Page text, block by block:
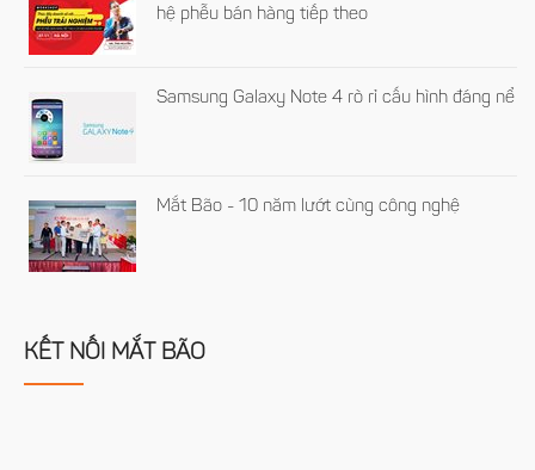
hệ phễu bán hàng tiếp theo
Samsung Galaxy Note 4 rò rỉ cấu hình đáng nể
Mắt Bão - 10 năm lướt cùng công nghệ
KẾT NỐI MẮT BÃO